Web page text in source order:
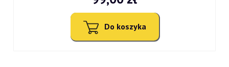
Do koszyka